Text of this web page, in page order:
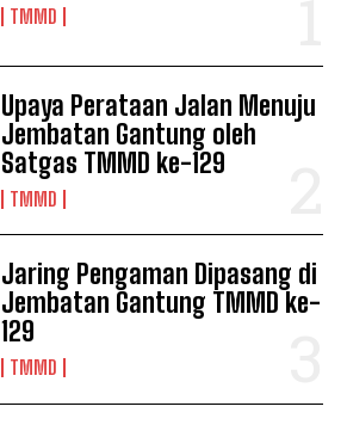
TMMD
Upaya Perataan Jalan Menuju
Jembatan Gantung oleh
Satgas TMMD ke-129
TMMD
Jaring Pengaman Dipasang di
Jembatan Gantung TMMD ke-
129
TMMD